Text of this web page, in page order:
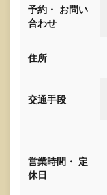
予約・
お問い
合わせ
住所
交通手段
営業時間・
定
休日